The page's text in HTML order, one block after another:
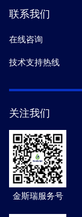
联系我们
在线咨询
技术支持热线
关注我们
金斯瑞服务号